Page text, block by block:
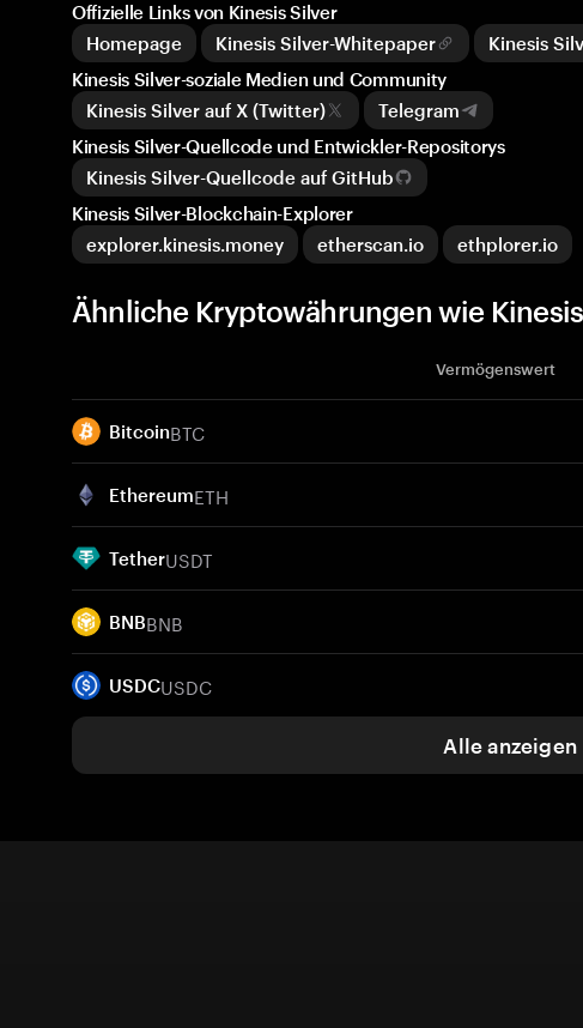
Offizielle Links von Kinesis Silver
Homepage
Kinesis Silver-Whitepaper
Kinesis
Kinesis Silver-soziale Medien und Community
Kinesis Silver auf X (Twitter)
Telegram
Kinesis Silver-Quellcode und Entwickler-Repositorys
Kinesis Silver-Quellcode auf GitHub
Kinesis Silver-Blockchain-Explorer
explorer.kinesis.money
etherscan.io ethplorer.io
Ähnliche Kryptowährungen wie
Vermögenswert
BitcoinBTC
EthereumETH
TetherUSDT
BNBBNB
USDCUSDC
Alle anzeigen